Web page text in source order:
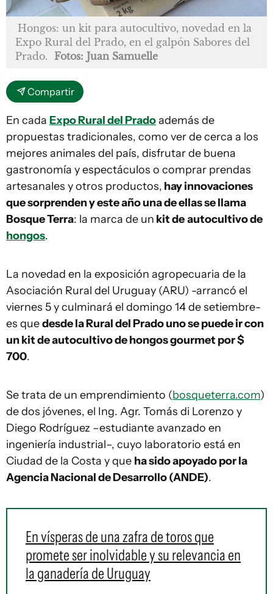
Hongos: un kit para autocultivo, novedad en la
Expo Rural del Prado, en el galpón Sabores del
Prado. Fotos: Juan Samuelle
Compartir
En cada Expo Rural del Pradoademás de
propuestas tradicionales, como ver de cerca a los
mejores animales del país, disfrutar de buena
gastronomía y espectáculos o comprar prendas
artesanales y otros productos, hay innovaciones
que sorprenden y este año una de ellas se llama
Bosque Terra: la marca de un kit deautocultivo de
hongos.
La novedad en la exposición agropecuaria de la
Asociación Rural del Uruguay (ARU) -arrancó el
viernes 5 y culminará el domingo 14 de setiembre-
es quedesde la Rural del Prado uno se puede ir con
un kit de autocultivo de hongos gourmet por $
700.
Se trata de un emprendimiento (bosqueterra.com)
de dos jóvenes, el Ing. Agr. Tomás di Lorenzo y
Diego Rodríguez –estudiante avanzado en
ingeniería industrial–, cuyo laboratorio está en
Ciudad de la Costa y que ha sido apoyado por la
Agencia Nacional de Desarrollo (ANDE).
En vísperas de una zafra de toros que
promete ser inolvidable y su relevancia en
la ganadería de Uruguay